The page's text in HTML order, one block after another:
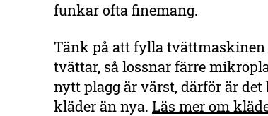
funkar ofta finemang.
Tänk på att fylla
tvättar, så lossnar färre
nytt plagg är värst, därför är
kläder än nya. Läs mer om